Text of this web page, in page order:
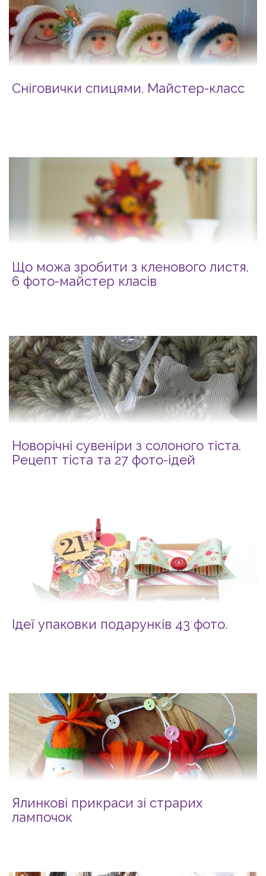
Сніговички спицями. Майстер-класс
Що можа зробити з кленового листя.
6 фото-майстер класів
Новорічні сувеніри з солоного тіста.
Рецепт тіста та 27 фото-ідей
Ідеї упаковки подарунків 43 фото.
Ялинкові прикраси зі страрих
лампочок